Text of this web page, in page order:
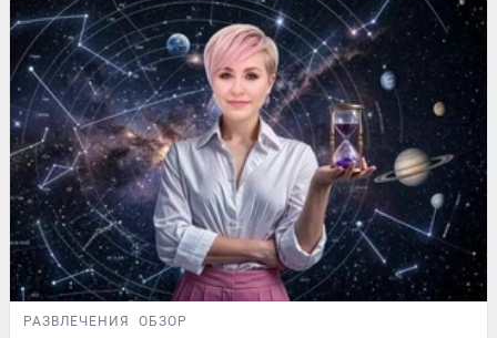
РАЗВЛЕЧЕНИЯ ОБЗОР